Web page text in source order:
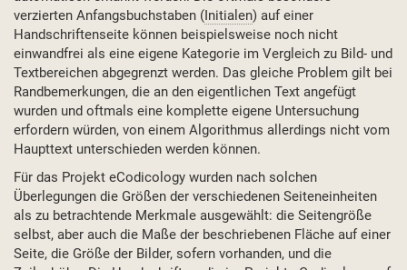
verzierten Anfangsbuchstaben (Initialen) auf einer
Handschriftenseite können beispielsweise noch nicht
einwandfrei als eine eigene Kategorie im Vergleich zu Bild- und
Textbereichen abgegrenzt werden. Das gleiche Problem gilt bei
Randbemerkungen, die an den eigentlichen Text angefügt
wurden und oftmals eine komplette eigene Untersuchung
erfordern würden, von einem Algorithmus allerdings nicht vom
Haupttext unterschieden werden können.
Für das Projekt eCodicology wurden nach solchen
Überlegungen die Größen der verschiedenen Seiteneinheiten
als zu betrachtende Merkmale ausgewählt: die Seitengröße
selbst, aber auch die Maße der beschriebenen Fläche auf einer
Seite, die Größe der Bilder, sofern vorhanden, und die